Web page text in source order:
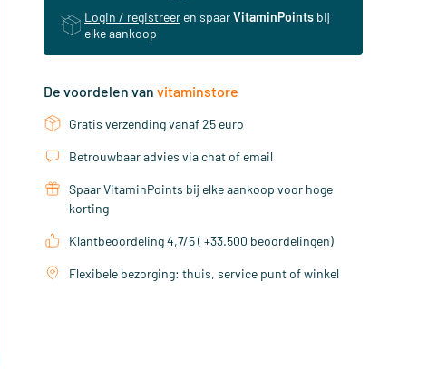
Login / registreer en spaarVitaminPoints bij
elke aankoop
De voordelen van vitaminstore
Gratis verzending vanaf 25 euro
Betrouwbaar advies via chat of email
Spaar VitaminPoints bij elke aankoop voor hoge
korting
Klantbeoordeling 4,7/5 ( +33.500 beoordelingen)
Flexibele bezorging: thuis, service punt of winkel